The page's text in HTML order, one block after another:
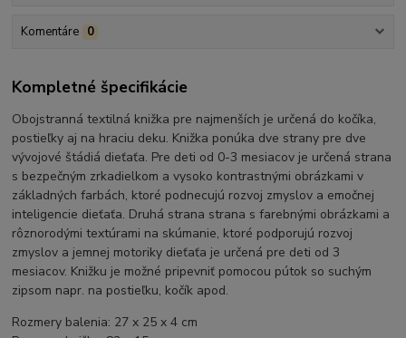
Komentáre 0
Kompletné špecifikácie
Obojstranná textilná knižka pre najmenších je určená do kočíka,
postieľky aj na hraciu deku. Knižka ponúka dve strany pre dve
vývojové štádiá dieťaťa. Pre deti od 0-3 mesiacov je určená strana
s bezpečným zrkadielkom a vysoko kontrastnými obrázkami v
základných farbách, ktoré podnecujú rozvoj zmyslov a emočnej
inteligencie dieťaťa. Druhá strana strana s farebnými obrázkami a
rôznorodými textúrami na skúmanie, ktoré podporujú rozvoj
zmyslov a jemnej motoriky dieťaťa je určená pre deti od 3
mesiacov. Knižku je možné pripevniť pomocou pútok so suchým
zipsom napr. na postieľku, kočík apod.
Rozmery balenia: 27 x 25 x 4 cm